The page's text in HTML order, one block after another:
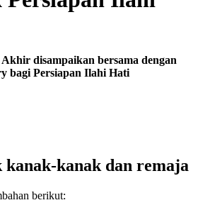
disampaikan bersama dengan
bagi Persiapan Ilahi Hati
kanak-kanak dan remaja
berikut: